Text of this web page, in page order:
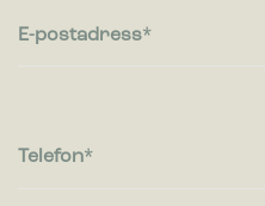
E-postadress
Telefon